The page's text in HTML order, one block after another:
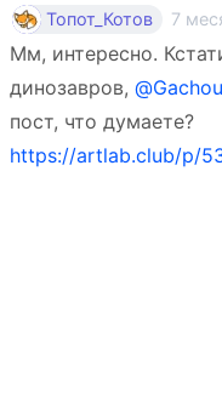
Топот_Котов 7
Мм, интересно.
динозавров, @Gachou
пост, что думаете?
https://artlab.club/p/